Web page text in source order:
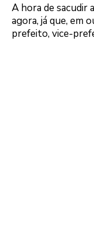
A hora de sacudir
agora, já que, em
prefeito, vice-